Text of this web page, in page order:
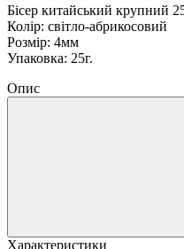
Бісер китайський крупний
Колір: світло-абрикосовий
Розмір: 4мм
Упаковка: 25г.
Опис
Характеристики